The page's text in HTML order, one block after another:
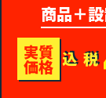
商品＋
実質
価格 税込